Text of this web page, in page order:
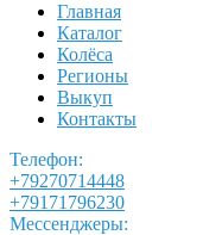
Главная
Каталог
Колёса
Регионы
Выкуп
Контакты
Телефон:
+79270714448
+79171796230
Мессенджеры: